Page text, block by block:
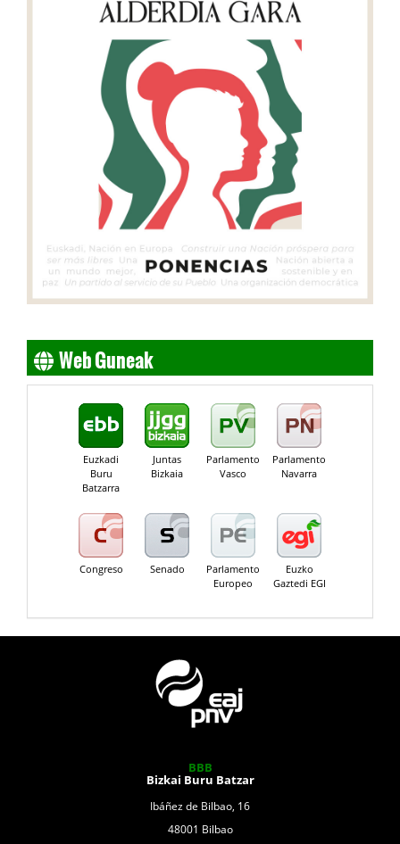
Web Guneak
Euzkadi
Buru
Batzarra
Juntas
Bizkaia
Parlamento
Vasco
Parlamento
Navarra
Congreso Senado
Parlamento
Europeo
Euzko
Gaztedi EGI
BBB
Bizkai Buru Batzar
Ibáñez de Bilbao, 16
48001 Bilbao